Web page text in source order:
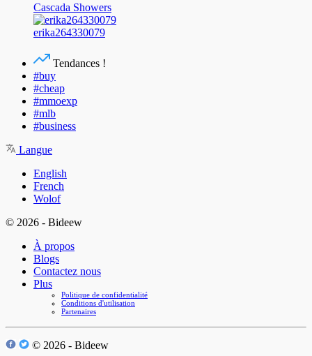
Cascada Showers
erika264330079
Tendances !
#buy
#cheap
#mmoexp
#mlb
#business
Langue
English
French
Wolof
© 2026 - Bideew
À propos
Blogs
Contactez nous
Plus
Politique de confidentialité
Conditions d'utilisation
Partenaires
© 2026 - Bideew